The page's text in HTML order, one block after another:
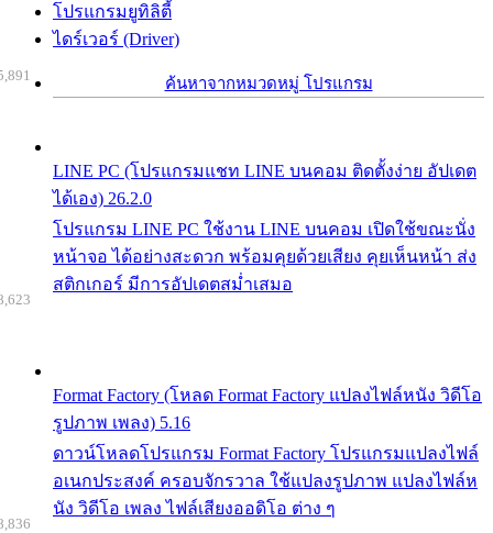
โปรแกรมยูทิลิตี้
ไดร์เวอร์ (Driver)
ค้นหาจากหมวดหมู่ โปรแกรม
LINE PC (โปรแกรมแชท LINE บนคอม ติดตั้งง่าย อัปเดต
ได้เอง) 26.2.0
โปรแกรม LINE PC ใช้งาน LINE บนคอม เปิดใช้ขณะนั่ง
หน้าจอ ได้อย่างสะดวก พร้อมคุยด้วยเสียง คุยเห็นหน้า ส่ง
สติกเกอร์ มีการอัปเดตสม่ำเสมอ
Format Factory (โหลด Format Factory แปลงไฟล์หนัง วิดีโอ
รูปภาพ เพลง) 5.16
ดาวน์โหลดโปรแกรม Format Factory โปรแกรมแปลงไฟล์
อเนกประสงค์ ครอบจักรวาล ใช้แปลงรูปภาพ แปลงไฟล์ห
นัง วิดีโอ เพลง ไฟล์เสียงออดิโอ ต่าง ๆ